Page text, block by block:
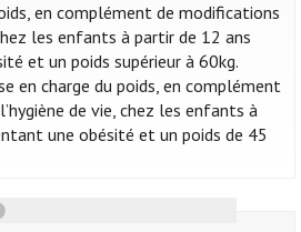
en complément de modifications
les enfants à partir de 12 ans
et un poids supérieur à 60kg.
en charge du poids, en complément
de vie, chez les enfants à
une obésité et un poids de 45